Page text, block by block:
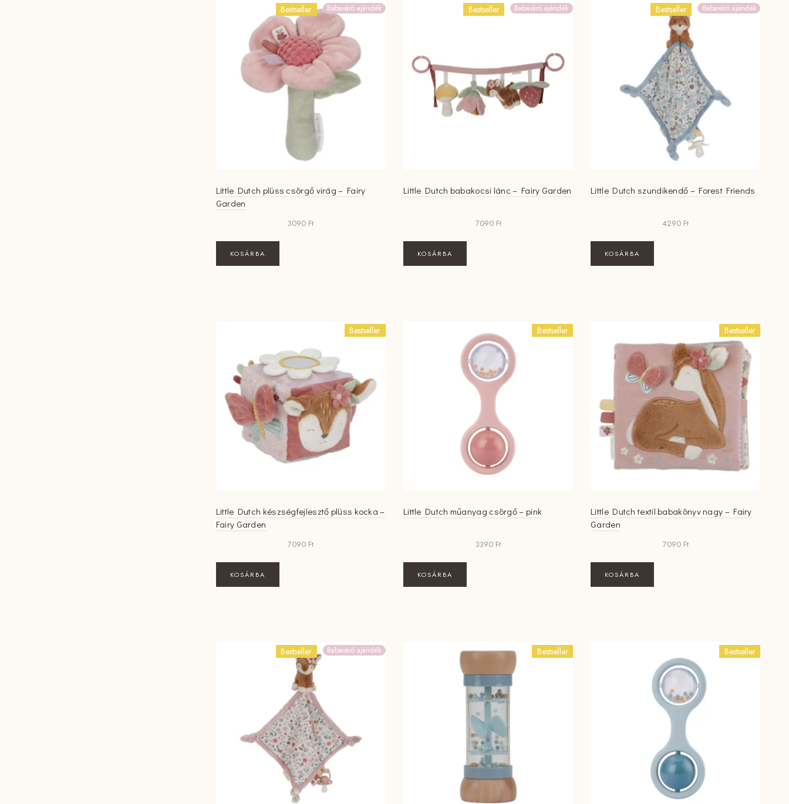
Bestseller Babaváró ajándék
Little Dutch plüss csörgő virág – Fairy
Garden
3090 Ft
KOSÁRBA
Bestseller Babaváró ajándék
Little Dutch babakocsi lánc – Fairy Garden
7090 Ft
KOSÁRBA
Bestseller Babaváró ajándék
Little Dutch szundikendő – Forest Friends
4290 Ft
KOSÁRBA
Bestseller
Little Dutch készségfejlesztő plüss kocka –
Fairy Garden
7090 Ft
KOSÁRBA
Bestseller
Little Dutch műanyag csörgő – pink
3390 Ft
KOSÁRBA
Bestseller
Little Dutch textil babakönyv nagy – Fairy
Garden
7090 Ft
KOSÁRBA
Bestseller Babaváró ajándék Bestseller Bestseller